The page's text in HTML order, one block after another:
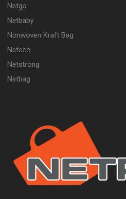
Netgo
Netbaby
Nonwoven Kraft Bag
Neteco
Netstrong
Netbag